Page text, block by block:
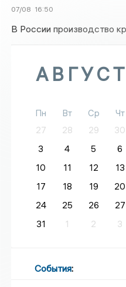
07/08 16:50
В России производство
АВГУСТ
Пн Вт Ср Чт
27
28 29 30
3
4 5 6
10
11 12 13
17
18 19 20
24
25 26 27
31
1 2 3
События: